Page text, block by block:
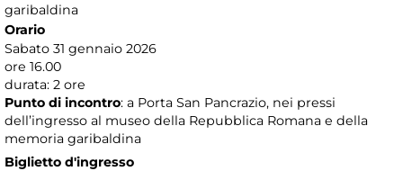
garibaldina
Orario
Sabato 31 gennaio 2026
ore 16.00
durata: 2 ore
Punto di incontro: a Porta San Pancrazio, nei pressi
dell’ingresso al museo della Repubblica Romana e della
memoria garibaldina
Biglietto d'ingresso